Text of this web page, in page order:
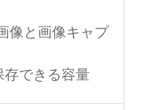
像と画像キャプ
できる容量